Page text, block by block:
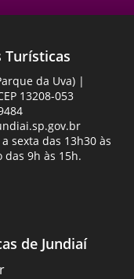
de Jundiaí
Turísticas
da Uva) |
13208-053
sexta das 13h30 às
das 9h às 15h.